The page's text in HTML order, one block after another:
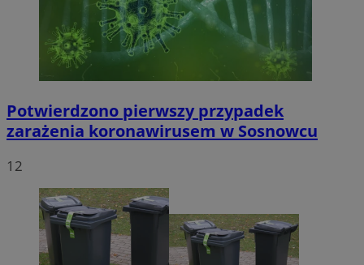
Potwierdzono pierwszy przypadek
zarażenia koronawirusem w Sosnowcu
12